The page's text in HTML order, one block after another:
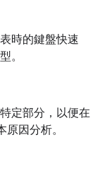
時的鍵盤快速
。
定部分，以便在
因分析。